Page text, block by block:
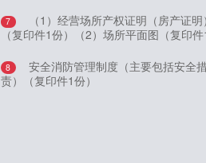
7
（1）经营场所产权证明（房产证
（复印件1份）（2）场所平面图（复印
8
安全消防管理制度（主要包括安全
责）（复印件1份）